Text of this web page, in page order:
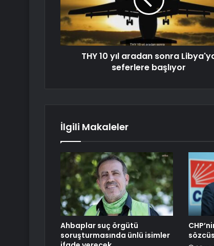
THY 10 yıl aradan sonra
seferlere başlıyor
İlgili Makaleler
Ahbaplar suç örgütü
soruşturmasında ünlü isimler